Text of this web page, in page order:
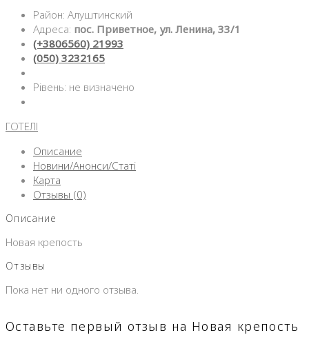
Район: Алуштинский
Адреса: пос. Приветное, ул. Ленина, 33/1
(+3806560) 21993
(050) 3232165
Рівень: не визначено
ГОТЕЛІ
Описание
Новини/Анонси/Статі
Карта
Отзывы (0)
Описание
Новая крепость
Отзывы
Пока нет ни одного отзыва.
Оставьте первый отзыв на Новая крепость